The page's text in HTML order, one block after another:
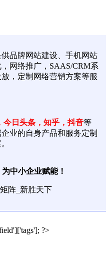
品牌网站建设、手机网站
网络推广，SAAS/CRM系
，定制网络营销方案等服
今日头条，知乎，抖音等
业的自身产品和服务定制
中小企业赋能！
?>